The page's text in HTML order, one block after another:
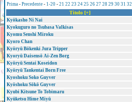
Prima - Precedente - 1-20 - 21 22 23 24 25 26 27 28 29 30 31 32
Titolo [+]
Kyōkasho Ni Nai
Kyokuguro no Tsubasa Valkisas
Kyomu Senshi Miroku
Kyoro Chan
Kyōryū Bōkenki Jura Tripper
Kyoryū Daisensō Ai-Zen Borg
Kyōryū Sentai Koseidon
Kyōryū Tankentai Born Free
Kyoshoku Soko Guyver
Kyōshoku Sōkō Guyver
Kyubi Kitsune To Tobimaru
Kyūketsu Hime Miyū